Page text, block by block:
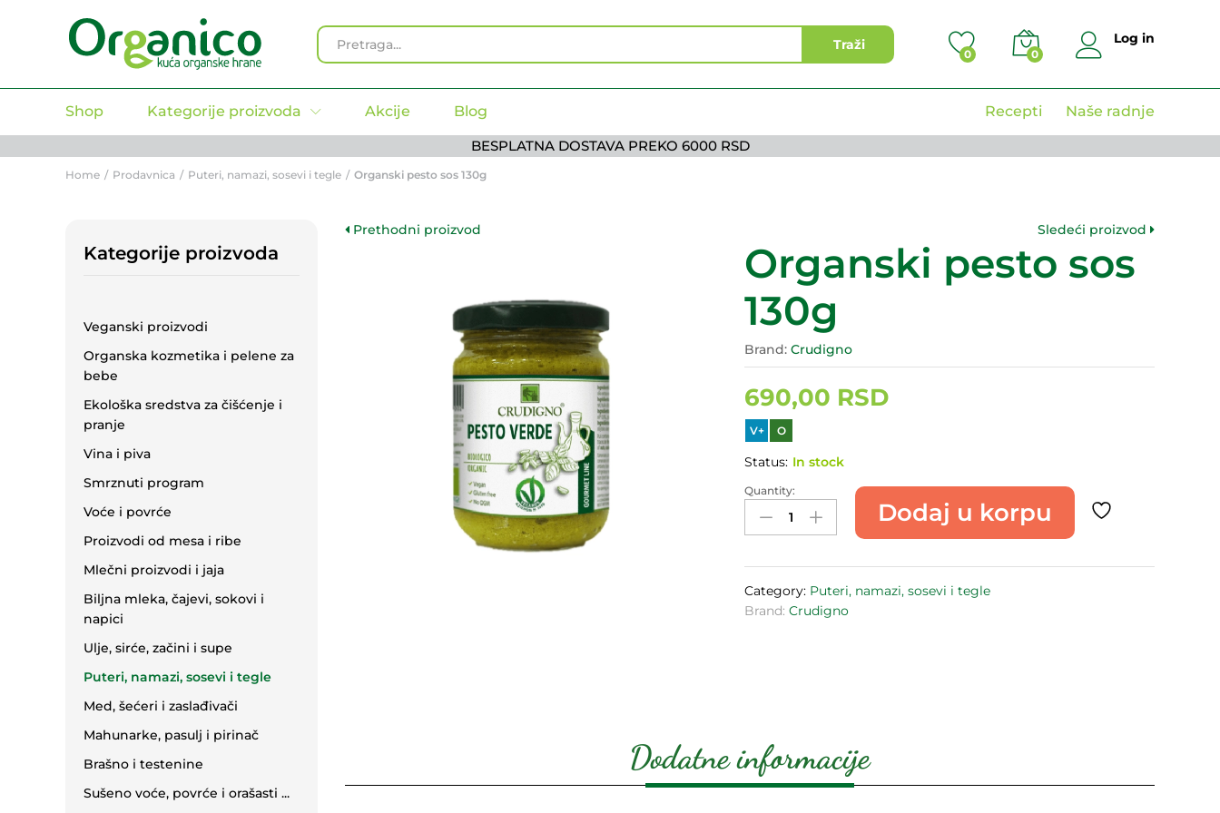
Traži
0 0
Log in
Shop Kategorije proizvoda Akcije Blog Recepti
Naše radnje
BESPLATNA DOSTAVA PREKO 6000 RSD
Home / Prodavnica / Puteri, namazi, sosevi i tegle / Organski pesto sos 130g
Prethodni proizvod Sledeći proizvod
Organski pesto sos
130g
Brand:Crudigno
690,00 RSD
V+ O
Status: In stock
Organski
pesto
sos
Quantity:
Dodaj u korpu
Category: Puteri, namazi, sosevi i tegle
Brand:Crudigno
Dodatne informacije
Kategorije proizvoda
Veganski proizvodi
Organska kozmetika i pelene za
bebe
Ekološka sredstva za čišćenje i
pranje
Vina i piva
Smrznuti program
Voće i povrće
Proizvodi od mesa i ribe
Mlečni proizvodi i jaja
Biljna mleka, čajevi, sokovi i
napici
Ulje, sirće, začini i supe
Puteri, namazi, sosevi i tegle
Med, šećeri i zaslađivači
Mahunarke, pasulj i pirinač
Brašno i testenine
Sušeno voće, povrće i orašasti ...
Specifikacija